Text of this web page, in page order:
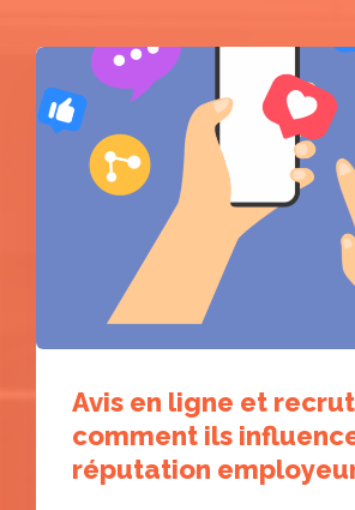
Avis en ligne et
comment ils
réputation